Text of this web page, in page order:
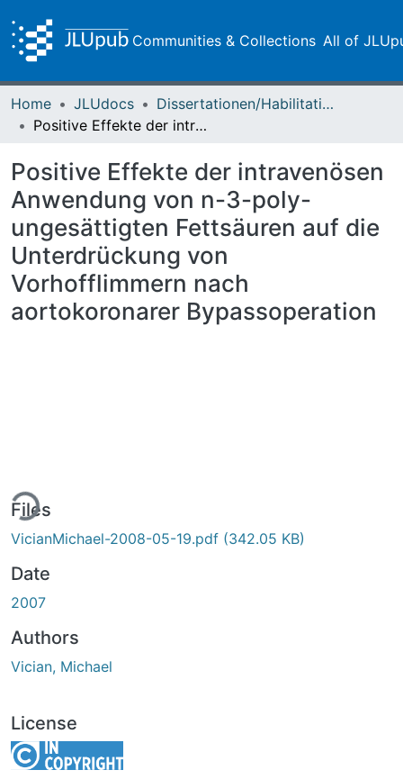
Communities & Collections All of
Home JLUdocs
Dissertationen/Habilitationen
Positive Effekte der intravenösen Anwendung von n-3-poly-ungesättigten Fettsäuren auf die Unterdrückung von Vorhofflimmern nach aortokoronarer Bypassoperation
Positive Effekte der intravenösen
Anwendung von n-3-poly-
ungesättigten Fettsäuren auf die
Unterdrückung von
Vorhofflimmern nach
aortokoronarer Bypassoperation
Files
VicianMichael-2008-05-19.pdf (342.05 KB)
Date
2007
Authors
Vician, Michael
License